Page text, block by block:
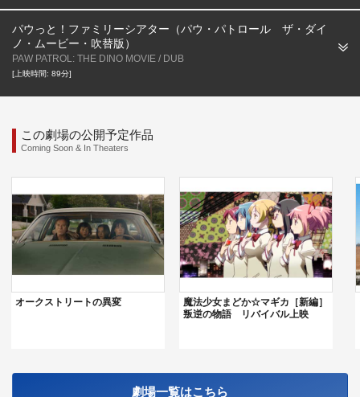
パウっと！ファミリーシアター（パウ・パトロール ザ・ダイ
ノ・ムービー・吹替版）
PAW PATROL: THE DINO MOVIE / DUB
[上映時間: 89分]
この劇場の公開予定作品
Coming Soon & In Theaters
オークストリートの異変
魔法少女まどか☆マギカ［新編］
叛逆の物語 リバイバル上映
劇場一覧はこちら